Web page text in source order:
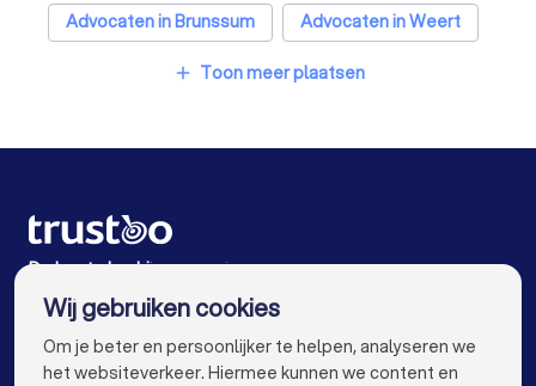
Advocaten in Brunssum
Advocaten in Weert
Advocaten in Amsterdam
Advocaten in Tilburg
Advocaten in Almere
Advocaten in Breda
Advocaten in Nijmegen
Advocaten in Haarlem
Advocaten in Arnhem
add Toon meer plaatsen
De beste bedrijven voor jou
Wij gebruiken cookies
Om je beter en persoonlijker te helpen, analyseren we
het websiteverkeer. Hiermee kunnen we content en